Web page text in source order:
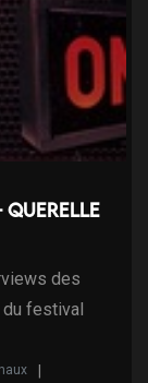
Querelle
des
festival